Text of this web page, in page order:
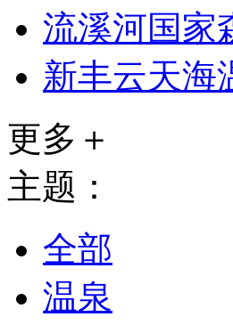
流溪河国家
新丰云天海
更多＋
主题：
全部
温泉